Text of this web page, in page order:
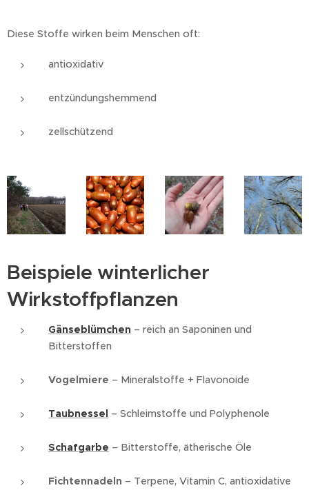
Diese Stoffe wirken beim Menschen oft:
antioxidativ
entzündungshemmend
zellschützend
Beispiele winterlicher
Wirkstoffpflanzen
Gänseblümchen – reich an Saponinen und
Bitterstoffen
Vogelmiere – Mineralstoffe + Flavonoide
Taubnessel – Schleimstoffe und Polyphenole
Schafgarbe – Bitterstoffe, ätherische Öle
Fichtennadeln – Terpene, Vitamin C, antioxidative